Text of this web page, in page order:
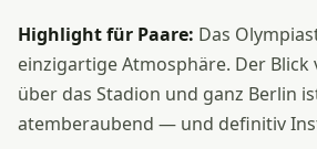
Highlight für Paare: Das
einzigartige Atmosphäre. Der
über das Stadion und ganz Berlin
atemberaubend — und definitiv